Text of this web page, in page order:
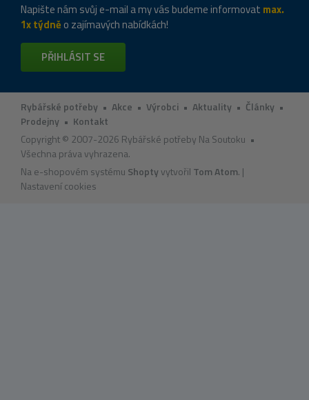
Napište nám svůj e-mail a my vás budeme informovat max.
1x týdně o zajímavých nabídkách!
PŘIHLÁSIT SE
Rybářské potřeby • Akce • Výrobci • Aktuality • Články •
Prodejny • Kontakt
Copyright © 2007-2026 Rybářské potřeby Na Soutoku •
Všechna práva vyhrazena.
Na e-shopovém systému Shoptyvytvořil Tom Atom. |
Nastavení cookies